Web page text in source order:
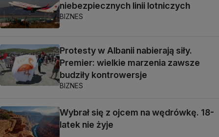
niebezpiecznych linii lotniczych
BIZNES
Protesty w Albanii nabierają siły.
Premier: wielkie marzenia zawsze
budziły kontrowersje
BIZNES
Wybrał się z ojcem na wędrówkę. 18-
latek nie żyje